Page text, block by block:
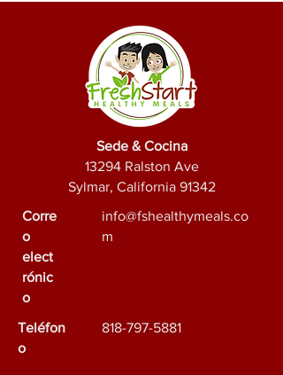
Sede & Cocina
13294 Ralston Ave
Sylmar, California 91342
Corre
o
elect
rónic
o
Teléfon
o
info@fshealthymeals.co
m
818-797-5881